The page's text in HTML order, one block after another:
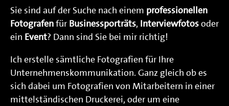
Sie sind auf der Suche nach einem professionellen
Fotografenfür Businessporträts, Interviewfotosoder
ein Event? Dann sind Sie bei mir richtig!
Ich erstelle sämtliche Fotografien für Ihre
Unternehmenskommunikation. Ganz gleich ob es
sich dabei um Fotografien von Mitarbeitern in einer
mittelständischen Druckerei, oder um eine